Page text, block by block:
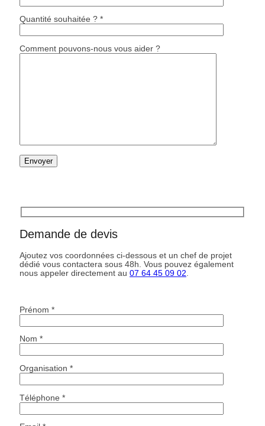
Quantité souhaitée ? *
Comment pouvons-nous vous aider ?
Demande de devis
Ajoutez vos coordonnées ci-dessous et un chef de projet
dédié vous contactera sous 48h. Vous pouvez également
nous appeler directement au 07 64 45 09 02
Prénom *
Nom *
Organisation *
Téléphone *